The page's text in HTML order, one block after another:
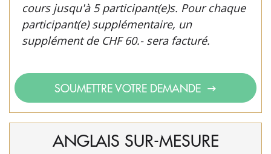
cours jusqu'à 5 participant(e)s. Pour chaque
participant(e) supplémentaire, un
supplément de CHF 60.- sera facturé.
SOUMETTRE VOTRE DEMANDE
ANGLAIS SUR-MESURE